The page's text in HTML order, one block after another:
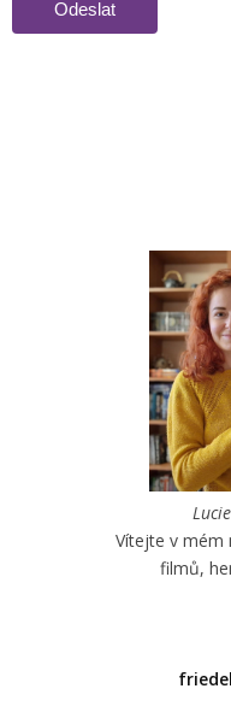
Vítejte v mém
filmů,